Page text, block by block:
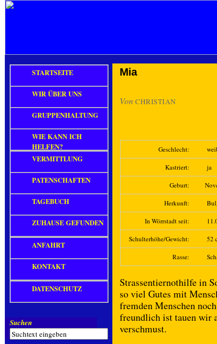
Mia
Von CHRISTIAN
Geschlecht:
Kastriert: ja
Geburt:
Herkunft:
In Wörrstadt seit:
Schulterhöhe/Gewicht: 52
Rasse:
Strassentiernothilfe in
so viel Gutes mit
fremden Menschen
freundlich ist tauen wir
verschmust.
STARTSEITE
WIR ÜBER UNS
GRUPPENHALTUNG
WIE KANN ICH
HELFEN?
VERMITTLUNG
PATENSCHAFTEN
TAGEBUCH
ZUHAUSE GEFUNDEN
ANFAHRT
KONTAKT
DATENSCHUTZ
Suchen